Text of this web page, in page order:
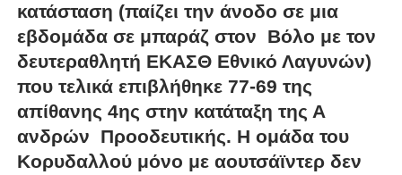
κατάσταση (παίζει την άνοδο σε μια
εβδομάδα σε μπαράζ στον Βόλο με τον
δευτεραθλητή ΕΚΑΣΘ Εθνικό Λαγυνών)
που τελικά επιβλήθηκε 77-69 της
απίθανης 4ης στην κατάταξη της Α
ανδρών Προοδευτικής. Η ομάδα του
Κορυδαλλού μόνο με αουτσάϊντερ δεν